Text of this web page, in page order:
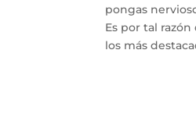
pongas
Es por tal
los más